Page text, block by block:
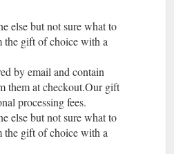
else but not sure what to
the gift of choice with a
by email and contain
them at checkout.Our gift
processing fees.
else but not sure what to
the gift of choice with a